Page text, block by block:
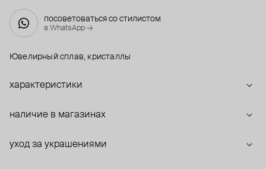
посоветоваться со стилистом
в WhatsApp →
Ювелирный сплав, кристаллы
характеристики
наличие в магазинах
уход за украшениями